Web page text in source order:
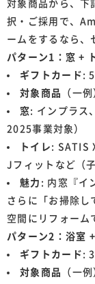
対象商品から、下
択・ご採用で、
ームをするなら、
パターン1：窓 +
ギフトカード :
対象商品
（一例
窓: インプラス
2025事業対象）
トイレ : SATIS
Jフィットなど（
魅力 : 内窓『イ
さらに「お掃除し
空間にリフォーム
パターン2：浴室
ギフトカード :
対象商品
（一例